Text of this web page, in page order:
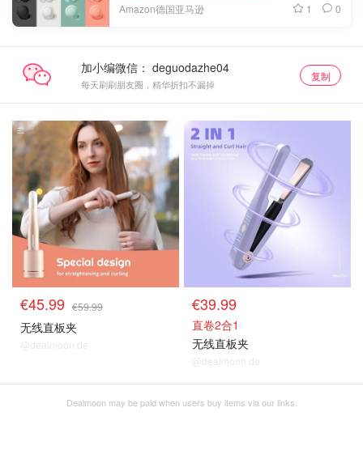
Amazon德国亚马逊 1 0
加小编微信：
每天刷刷朋友圈，精华折扣不漏掉
复制
€45.99 €59.99
无线直板夹
@dealmoon.de
€39.99
直卷2合1
无线直板夹
@dealmoon.de
Dealmoon may be paid when users buy items via our links.